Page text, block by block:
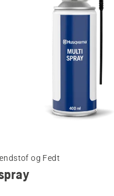
og Fedt